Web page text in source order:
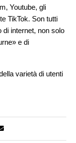
Youtube, gli
TikTok. Son tutti
di internet, non solo
e di
varietà di utenti
su Youtube è
Obama in qualità
come Google, ci